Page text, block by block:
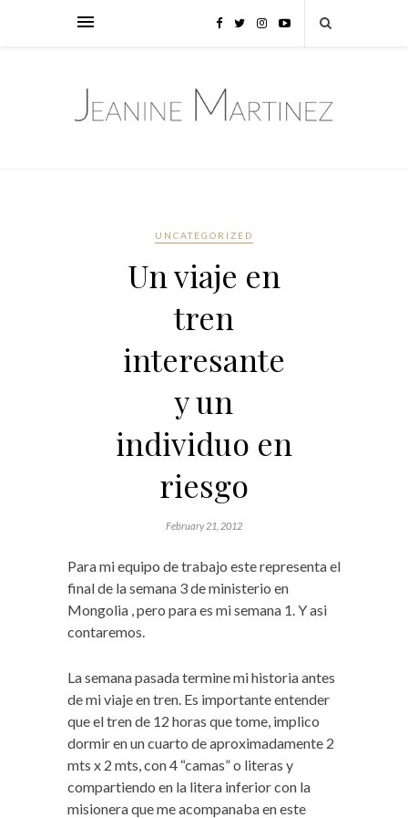
UNCATEGORIZED
Un viaje en
tren
interesante
y un
individuo en
riesgo
February 21, 2012
Para mi equipo de trabajo este representa el
final de la semana 3 de ministerio en
Mongolia , pero para es mi semana 1. Y asi
contaremos.
La semana pasada termine mi historia antes
de mi viaje en tren. Es importante entender
que el tren de 12 horas que tome, implico
dormir en un cuarto de aproximadamente 2
mts x 2 mts, con 4 “camas” o literas y
compartiendo en la litera inferior con la
misionera que me acompanaba en este